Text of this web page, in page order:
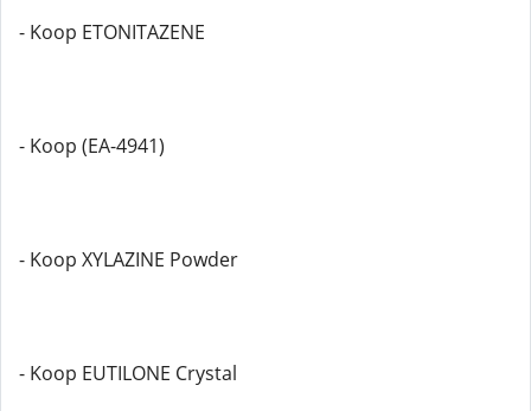
- Koop ETONITAZENE
- Koop (EA-4941)
- Koop XYLAZINE Powder
- Koop EUTILONE Crystal